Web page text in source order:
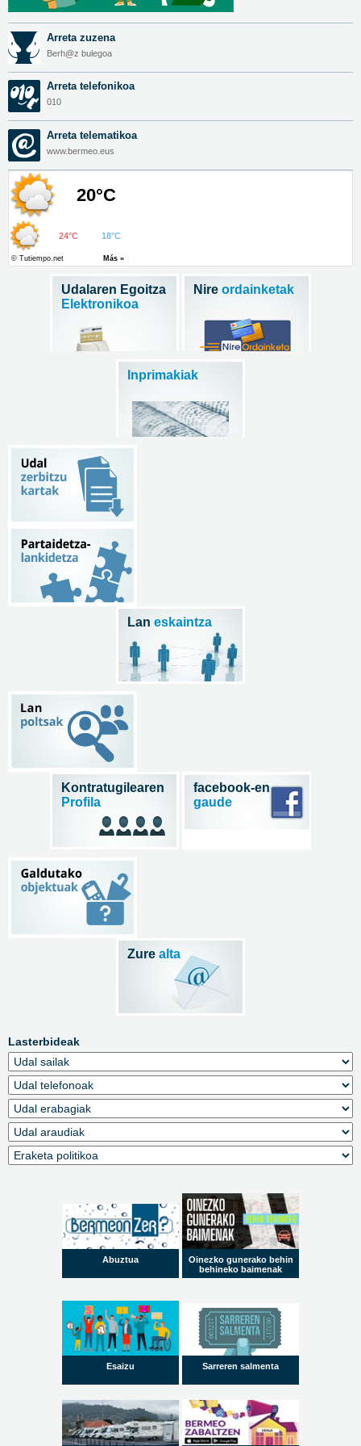
Lasterbideak
Abuztua
Oinezko gunerako behin
behineko baimenak
Esaizu Sarreren salmenta
Arreta zuzena
Berh@z bulegoa
Arreta telefonikoa
010
Arreta telematikoa
www.bermeo.eus
Udalaren Egoitza
Elektronikoa
Nire ordainketak
Inprimakiak
Lan eskaintza
Kontratugilearen
Profila
facebook-en
gaude
Zure alta